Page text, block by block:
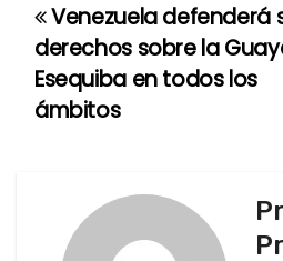
N
a
v
Venezuela defenderá
derechos sobre la
Esequiba en todos los
ámbitos